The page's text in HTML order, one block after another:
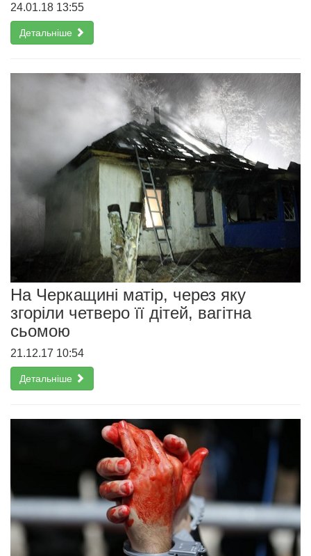
24.01.18 13:55
Детальніше
На Черкащині матір, через яку
згоріли четверо її дітей, вагітна
сьомою
21.12.17 10:54
Детальніше